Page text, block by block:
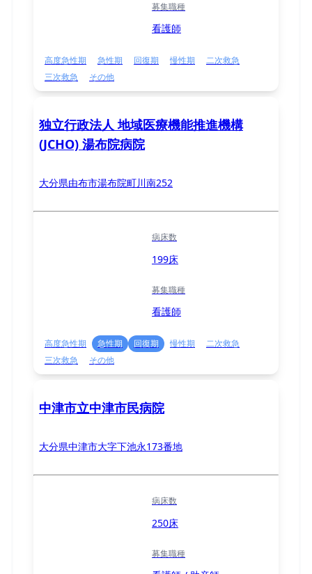
募集職種
看護師
高度急性期 急性期 回復期 慢性期
二次救急
三次救急
その他
独立行政法人 地域医療機能推進機構
(JCHO) 湯布院病院
大分県由布市湯布院町川南252
病床数
199床
募集職種
看護師
高度急性期 急性期 回復期 慢性期
二次救急
三次救急
その他
中津市立中津市民病院
大分県中津市大字下池永173番地
病床数
250床
募集職種